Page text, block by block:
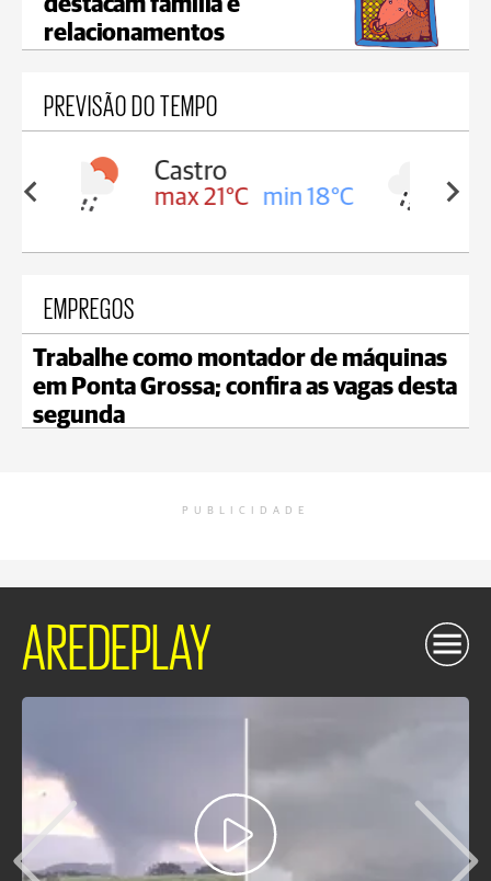
destacam família e
relacionamentos
PREVISÃO DO TEMPO
18°C
Carambeí
max 20°C min 18°C
EMPREGOS
Trabalhe como montador de máquinas
em Ponta Grossa; confira as vagas desta
segunda
PUBLICIDADE
AREDEPLAY